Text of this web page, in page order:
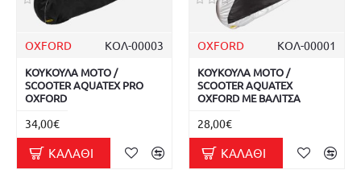
OXFORD ΚΟΛ-00003
ΚΟΥΚΟΥΛΑ MOTO /
SCOOTER AQUATEX PRO
OXFORD
34,00€
ΚΑΛΆΘΙ
OXFORD ΚΟΛ-00001
ΚΟΥΚΟΥΛΑ MOTO /
SCOOTER AQUATEX
OXFORD ΜΕ ΒΑΛΙΤΣΑ
28,00€
ΚΑΛΆΘΙ